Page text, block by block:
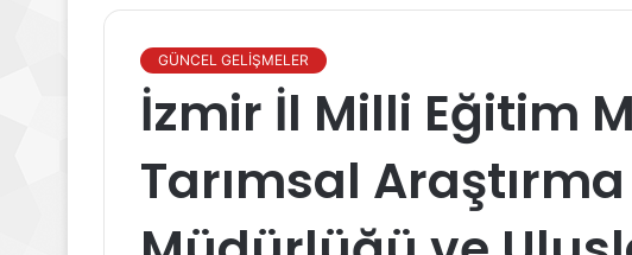
GÜNCEL GELİŞMELER
İzmir İl Milli Eğitim
Tarımsal